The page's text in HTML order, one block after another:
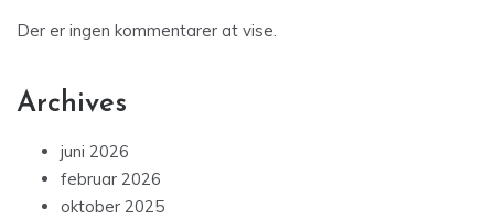
Der er ingen kommentarer at vise.
Archives
juni 2026
februar 2026
oktober 2025